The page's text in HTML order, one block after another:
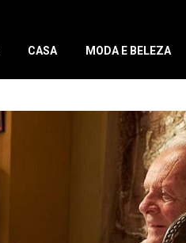
CASA MODA E BELEZA